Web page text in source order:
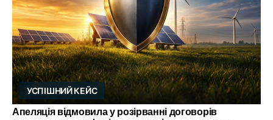
УСПІШНИЙ КЕЙС
Апеляція відмовила у розірванні договорів